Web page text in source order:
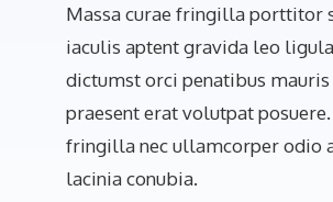
Massa curae fringilla porttitor
iaculis aptent gravida leo
dictumst orci penatibus
praesent erat volutpat
fringilla nec ullamcorper odio
lacinia conubia.